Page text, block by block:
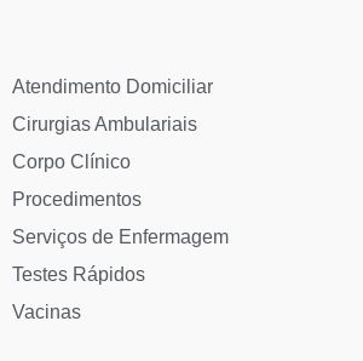
Atendimento Domiciliar
Cirurgias Ambulariais
Corpo Clínico
Procedimentos
Serviços de Enfermagem
Testes Rápidos
Vacinas